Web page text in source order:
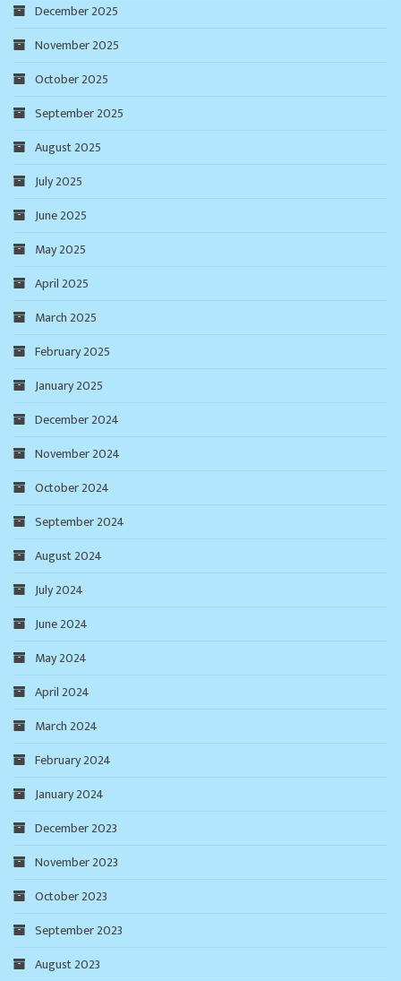
December 2025
November 2025
October 2025
September 2025
August 2025
July 2025
June 2025
May 2025
April 2025
March 2025
February 2025
January 2025
December 2024
November 2024
October 2024
September 2024
August 2024
July 2024
June 2024
May 2024
April 2024
March 2024
February 2024
January 2024
December 2023
November 2023
October 2023
September 2023
August 2023